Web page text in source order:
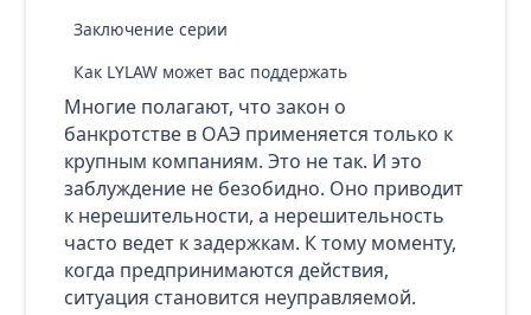
Заключение серии
Как LYLAW может вас поддержать
Многие полагают, что закон о
банкротстве в ОАЭ применяется только к
крупным компаниям. Это не так. И это
заблуждение не безобидно. Оно приводит
к нерешительности, а нерешительность
часто ведет к задержкам. К тому моменту,
когда предпринимаются действия,
ситуация становится неуправляемой.